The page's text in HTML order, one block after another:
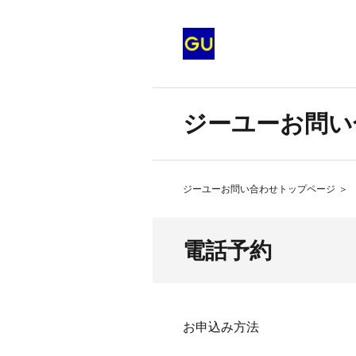
ジーユーお問
ジーユーお問い合わせトップページ ＞
電話予約
お申込み方法